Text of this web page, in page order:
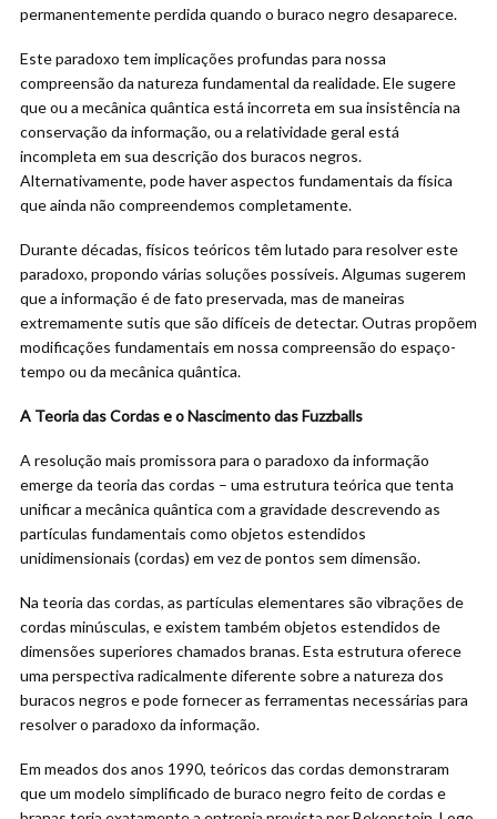
permanentemente perdida quando o buraco negro desaparece.
Este paradoxo tem implicações profundas para nossa
compreensão da natureza fundamental da realidade. Ele sugere
que ou a mecânica quântica está incorreta em sua insistência na
conservação da informação, ou a relatividade geral está
incompleta em sua descrição dos buracos negros.
Alternativamente, pode haver aspectos fundamentais da física
que ainda não compreendemos completamente.
Durante décadas, físicos teóricos têm lutado para resolver este
paradoxo, propondo várias soluções possíveis. Algumas sugerem
que a informação é de fato preservada, mas de maneiras
extremamente sutis que são difíceis de detectar. Outras propõem
modificações fundamentais em nossa compreensão do espaço-
tempo ou da mecânica quântica.
A Teoria das Cordas e o Nascimento das Fuzzballs
A resolução mais promissora para o paradoxo da informação
emerge da teoria das cordas – uma estrutura teórica que tenta
unificar a mecânica quântica com a gravidade descrevendo as
partículas fundamentais como objetos estendidos
unidimensionais (cordas) em vez de pontos sem dimensão.
Na teoria das cordas, as partículas elementares são vibrações de
cordas minúsculas, e existem também objetos estendidos de
dimensões superiores chamados branas. Esta estrutura oferece
uma perspectiva radicalmente diferente sobre a natureza dos
buracos negros e pode fornecer as ferramentas necessárias para
resolver o paradoxo da informação.
Em meados dos anos 1990, teóricos das cordas demonstraram
que um modelo simplificado de buraco negro feito de cordas e